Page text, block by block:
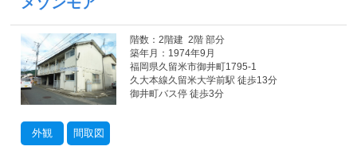
外観 間取図
階数：2階建 2階 部分
築年月：1974年9月
福岡県久留米市御井町1795-1
久大本線久留米大学前駅 徒歩13分
御井町バス停 徒歩3分